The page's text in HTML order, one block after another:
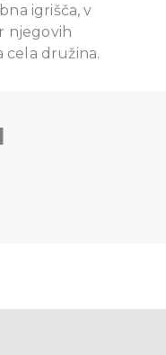
igrišča, v
njegovih
cela družina.